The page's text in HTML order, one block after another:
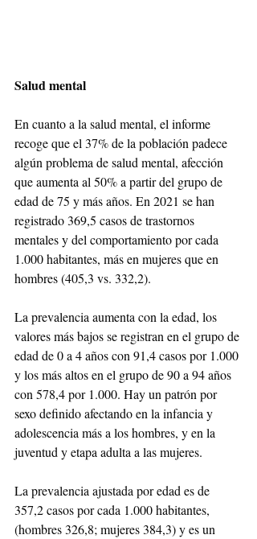
Salud mental
En cuanto a la salud mental, el informe
recoge que el 37% de la población padece
algún problema de salud mental, afección
que aumenta al 50% a partir del grupo de
edad de 75 y más años. En 2021 se han
registrado 369,5 casos de trastornos
mentales y del comportamiento por cada
1.000 habitantes, más en mujeres que en
hombres (405,3 vs. 332,2).
La prevalencia aumenta con la edad, los
valores más bajos se registran en el grupo de
edad de 0 a 4 años con 91,4 casos por 1.000
y los más altos en el grupo de 90 a 94 años
con 578,4 por 1.000. Hay un patrón por
sexo definido afectando en la infancia y
adolescencia más a los hombres, y en la
juventud y etapa adulta a las mujeres.
La prevalencia ajustada por edad es de
357,2 casos por cada 1.000 habitantes,
(hombres 326,8; mujeres 384,3) y es un